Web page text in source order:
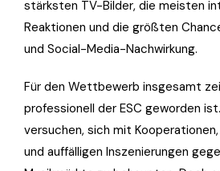
stärksten TV-Bilder, die meisten
Reaktionen und die größten
und Social-Media-Nachwirkung.
Für den Wettbewerb insgesamt
professionell der ESC geworden
versuchen, sich mit
und auffälligen Inszenierungen